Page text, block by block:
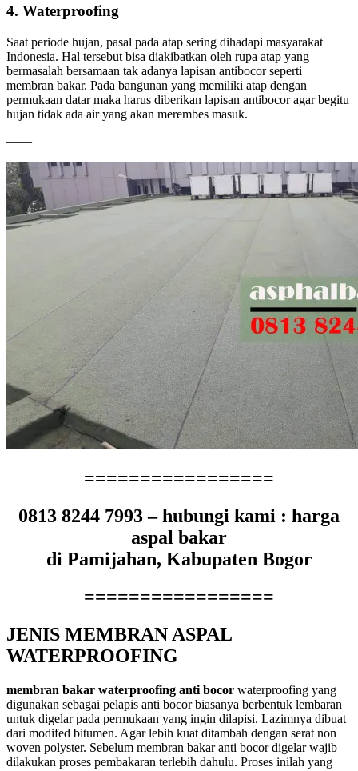
4. Waterproofing
Saat periode hujan, pasal pada atap sering dihadapi masyarakat
Indonesia. Hal tersebut bisa diakibatkan oleh rupa atap yang
bermasalah bersamaan tak adanya lapisan antibocor seperti
membran bakar. Pada bangunan yang memiliki atap dengan
permukaan datar maka harus diberikan lapisan antibocor agar begitu
hujan tidak ada air yang akan merembes masuk.
——
=================
0813 8244 7993 – hubungi kami : harga
aspal bakar
di Pamijahan, Kabupaten Bogor
=================
JENIS MEMBRAN ASPAL
WATERPROOFING
membran bakar waterproofing anti bocor waterproofing yang
digunakan sebagai pelapis anti bocor biasanya berbentuk lembaran
untuk digelar pada permukaan yang ingin dilapisi. Lazimnya dibuat
dari modifed bitumen. Agar lebih kuat ditambah dengan serat non
woven polyster. Sebelum membran bakar anti bocor digelar wajib
dilakukan proses pembakaran terlebih dahulu. Proses inilah yang